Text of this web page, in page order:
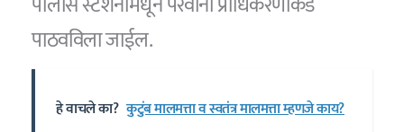
पाठवविला जाईल.
हे वाचले का? कुटुंब मालमत्ता व स्वतंत्र मालमत्ता म्हणजे काय?